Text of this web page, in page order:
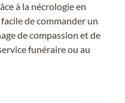
à la nécrologie en
de commander un
de compassion et de
funéraire ou au